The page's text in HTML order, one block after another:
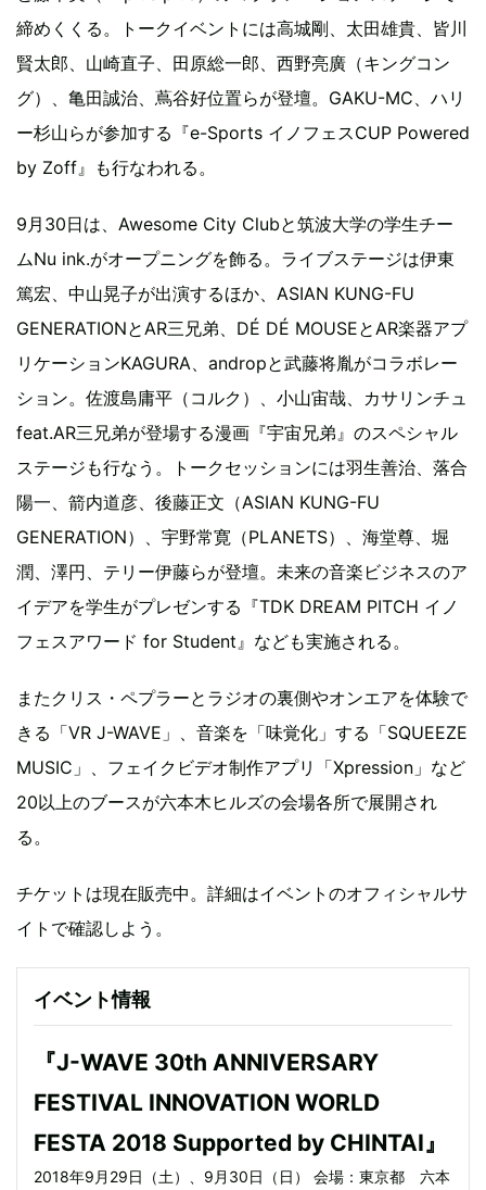
締めくくる。トークイベントには高城剛、太田雄貴、皆川
賢太郎、山崎直子、田原総一郎、西野亮廣（キングコン
グ）、亀田誠治、蔦谷好位置らが登壇。GAKU-MC、ハリ
ー杉山らが参加する『e-Sports イノフェスCUP Powered
by Zoff』も行なわれる。
9月30日は、Awesome City Clubと筑波大学の学生チー
ムNu ink.がオープニングを飾る。ライブステージは伊東
篤宏、中山晃子が出演するほか、ASIAN KUNG-FU
GENERATIONとAR三兄弟、DÉ DÉ MOUSEとAR楽器アプ
リケーションKAGURA、andropと武藤将胤がコラボレー
ション。佐渡島庸平（コルク）、小山宙哉、カサリンチュ
feat.AR三兄弟が登場する漫画『宇宙兄弟』のスペシャル
ステージも行なう。トークセッションには羽生善治、落合
陽一、箭内道彦、後藤正文（ASIAN KUNG-FU
GENERATION）、宇野常寛（PLANETS）、海堂尊、堀
潤、澤円、テリー伊藤らが登壇。未来の音楽ビジネスのア
イデアを学生がプレゼンする『TDK DREAM PITCH イノ
フェスアワード for Student』なども実施される。
またクリス・ペプラーとラジオの裏側やオンエアを体験で
きる「VR J-WAVE」、音楽を「味覚化」する「SQUEEZE
MUSIC」、フェイクビデオ制作アプリ「Xpression」など
20以上のブースが六本木ヒルズの会場各所で展開され
る。
チケットは現在販売中。詳細はイベントのオフィシャルサ
イトで確認しよう。
イベント情報
『J-WAVE 30th ANNIVERSARY
FESTIVAL INNOVATION WORLD
FESTA 2018 Supported by CHINTAI』
2018年9月29日（土）、9月30日（日） 会場：東京都 六本